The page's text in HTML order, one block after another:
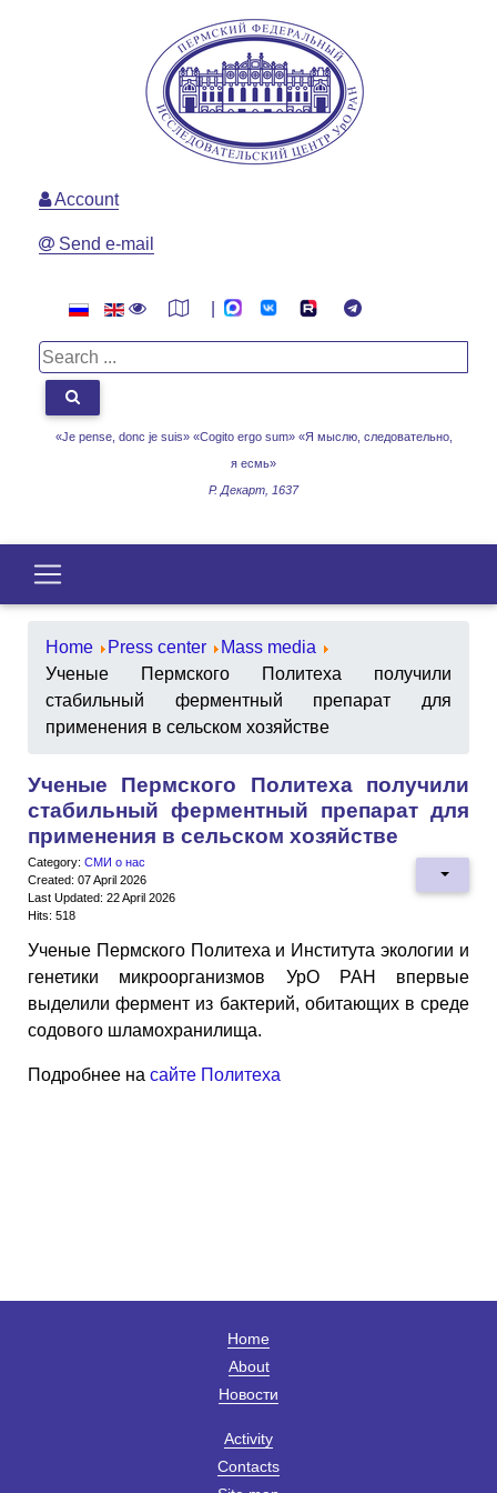
«Je pense, donc je suis» «Cogito ergo sum» «Я мыслю, следовательно,
я есмь»
Р. Декарт, 1637
Account
Send e-mail
Home Press center
Mass media
Ученые Пермского Политеха получили
стабильный ферментный препарат для
применения в сельском хозяйстве
Ученые Пермского Политеха получили
стабильный ферментный препарат для
применения в сельском хозяйстве
Category: СМИ о нас
Created: 07 April 2026
Last Updated: 22 April 2026
Hits: 518
Ученые Пермского Политеха и Института экологии и
генетики микроорганизмов УрО РАН впервые
выделили фермент из бактерий, обитающих в среде
содового шламохранилища.
Подробнее на сайте Политеха
Home
About
Новости
Activity
Contacts